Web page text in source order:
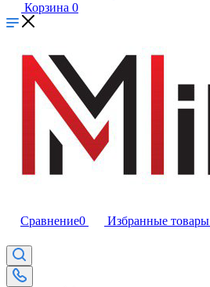
Корзина 0
Сравнение0 Избранные товары